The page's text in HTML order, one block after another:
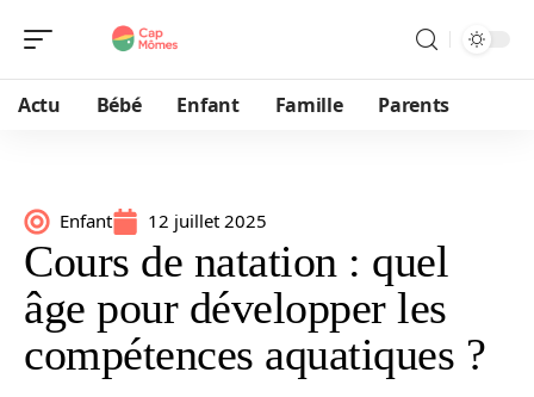
Actu Bébé Enfant Famille Parents
Enfant 12 juillet 2025
Cours de natation : quel
âge pour développer les
compétences aquatiques ?